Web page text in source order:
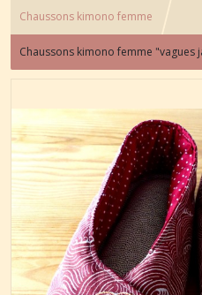
Chaussons kimono femme
Chaussons kimono femme "vagues